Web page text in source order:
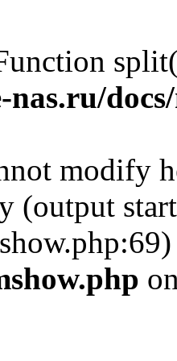
modify
(output